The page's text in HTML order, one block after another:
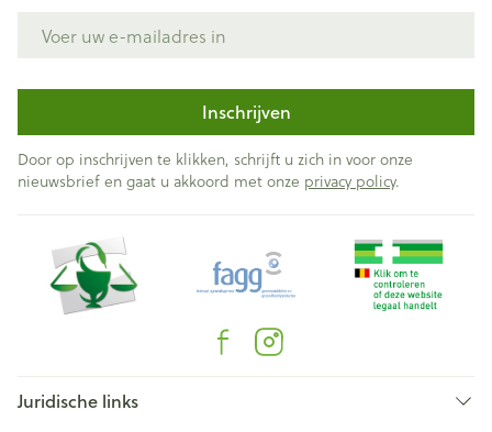
Inschrijven
Door op inschrijven te klikken, schrijft u zich in voor onze
nieuwsbrief en gaat u akkoord met onze privacy policy.
Juridische links